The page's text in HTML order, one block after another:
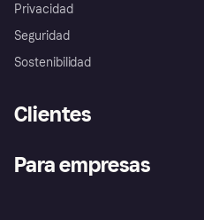
Privacidad
Seguridad
Sostenibilidad
Clientes
Inicio de sesión
Para empresas